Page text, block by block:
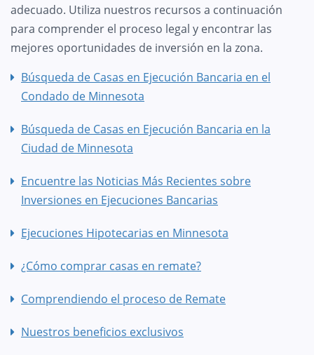
adecuado. Utiliza nuestros recursos a continuación
para comprender el proceso legal y encontrar las
mejores oportunidades de inversión en la zona.
Búsqueda de Casas en Ejecución Bancaria en el
Condado de Minnesota
Búsqueda de Casas en Ejecución Bancaria en la
Ciudad de Minnesota
Encuentre las Noticias Más Recientes sobre
Inversiones en Ejecuciones Bancarias
Ejecuciones Hipotecarias en Minnesota
¿Cómo comprar casas en remate?
Comprendiendo el proceso de Remate
Nuestros beneficios exclusivos